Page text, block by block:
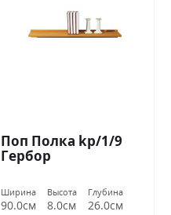
Поп Полка kp/1/9
Гербор
Ширина
90.0см
Высота
8.0см
Глубина
26.0см